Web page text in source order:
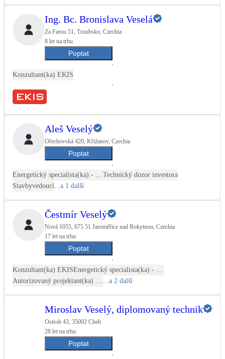
Ing. Bc. Bronislava Veselá
Za Farou 51, Troubsko, Czechia
8 let na trhu
Poptat
Konzultant(ka) EKIS
Aleš Veselý
Ořechovská 420, Křižanov, Czechia
Poptat
Technický dozor investora
Stavbyvedoucí ...a 1 další
Čestmír Veselý
Nová 1055, 675 51 Jaroměřice nad Rokytnou, Czechia
17 let na trhu
Poptat
Konzultant(ka) EKIS
...a 2 další
Miroslav Veselý, diplomovaný technik
Ostroh 43, 35002 Cheb
28 let na trhu
Poptat